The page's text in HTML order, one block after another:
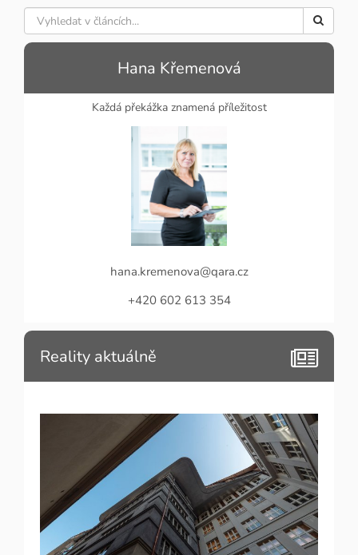
Hana Křemenová
Každá překážka znamená příležitost
hana.kremenova@qara.cz
+420 602 613 354
Reality aktuálně